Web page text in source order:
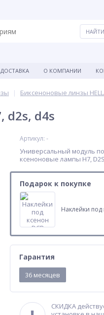
ДОСТАВКА О КОМПАНИИ
Биксеноновые линзы
d2s, d4s
Артикул: -
Универсальный модуль
ксеноновые лампы H7,
Подарок к покупке
Наклейки под
Гарантия
36 месяцев
СКИДКА